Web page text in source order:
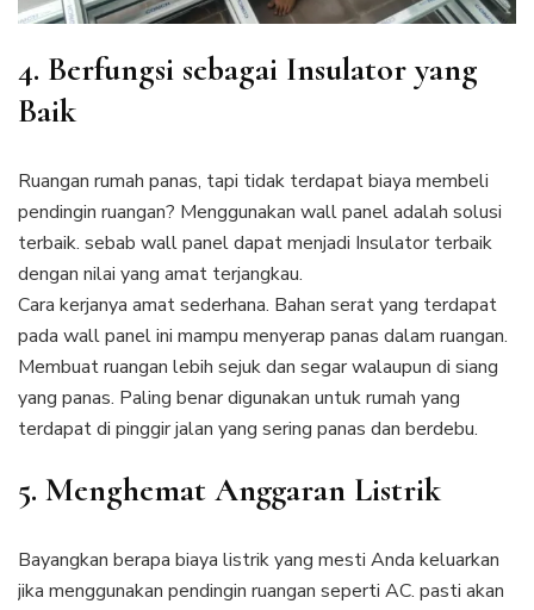
4. Berfungsi sebagai Insulator yang
Baik
Ruangan rumah panas, tapi tidak terdapat biaya membeli
pendingin ruangan? Menggunakan wall panel adalah solusi
terbaik. sebab wall panel dapat menjadi Insulator terbaik
dengan nilai yang amat terjangkau.
Cara kerjanya amat sederhana. Bahan serat yang terdapat
pada wall panel ini mampu menyerap panas dalam ruangan.
Membuat ruangan lebih sejuk dan segar walaupun di siang
yang panas. Paling benar digunakan untuk rumah yang
terdapat di pinggir jalan yang sering panas dan berdebu.
5. Menghemat Anggaran Listrik
Bayangkan berapa biaya listrik yang mesti Anda keluarkan
jika menggunakan pendingin ruangan seperti AC. pasti akan